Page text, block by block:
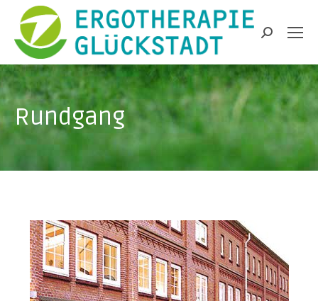
Search:
Rundgang